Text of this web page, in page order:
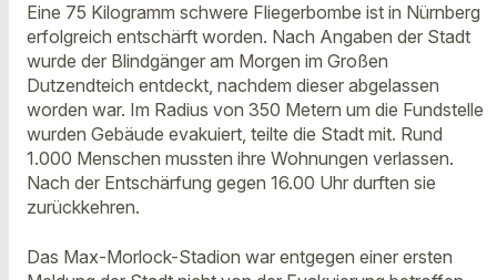
Eine 75 Kilogramm schwere Fliegerbombe ist in Nürnberg
erfolgreich entschärft worden. Nach Angaben der Stadt
wurde der Blindgänger am Morgen im Großen
Dutzendteich entdeckt, nachdem dieser abgelassen
worden war. Im Radius von 350 Metern um die Fundstelle
wurden Gebäude evakuiert, teilte die Stadt mit. Rund
1.000 Menschen mussten ihre Wohnungen verlassen.
Nach der Entschärfung gegen 16.00 Uhr durften sie
zurückkehren.
Das Max-Morlock-Stadion war entgegen einer ersten